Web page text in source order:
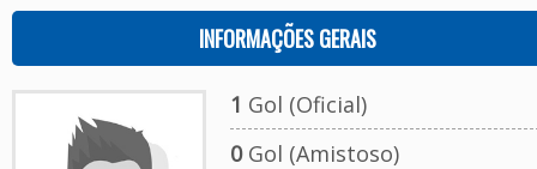
INFORMAÇÕES GERAIS
1 Gol (Oficial)
0Gol (Amistoso)